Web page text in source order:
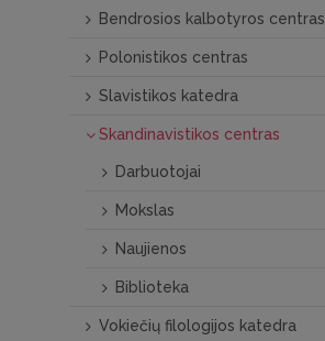
Bendrosios kalbotyros centras
Polonistikos centras
Slavistikos katedra
Skandinavistikos centras
Darbuotojai
Mokslas
Naujienos
Biblioteka
Vokiečių filologijos katedra